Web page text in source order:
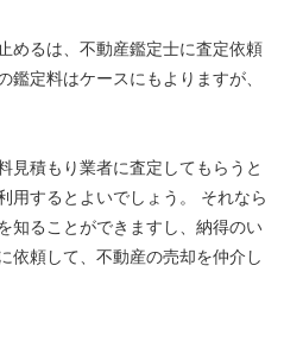
めるは、不動産鑑定士に査定依頼
定料はケースにもよりますが、
見積もり業者に査定してもらうと
用するとよいでしょう。 それなら
知ることができますし、納得のい
依頼して、不動産の売却を仲介し